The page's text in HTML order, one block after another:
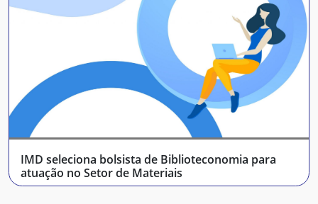
IMD seleciona bolsista de Biblioteconomia para
atuação no Setor de Materiais